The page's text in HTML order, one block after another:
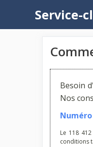
contenu
Service-
Besoin
Nos
Le 118
conditions